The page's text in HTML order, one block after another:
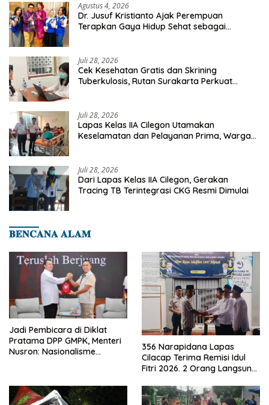
Agustus 4, 2026
Dr. Jusuf Kristianto Ajak Perempuan
Terapkan Gaya Hidup Sehat sebagai
Juli 28, 2026
Cek Kesehatan Gratis dan Skrining
Tuberkulosis, Rutan Surakarta Perkuat
Juli 28, 2026
Lapas Kelas IIA Cilegon Utamakan
Keselamatan dan Pelayanan Prima, Warga
Juli 28, 2026
Dari Lapas Kelas IIA Cilegon, Gerakan
Tracing TB Terintegrasi CKG Resmi Dimulai
𝐁𝐄𝐍𝐂𝐀𝐍𝐀 𝐀𝐋𝐀𝐌
Jadi Pembicara di Diklat
Pratama DPP GMPK, Menteri
Nusron: Nasionalisme
356 Narapidana Lapas
Cilacap Terima Remisi Idul
Fitri 2026. 2 Orang Langsung